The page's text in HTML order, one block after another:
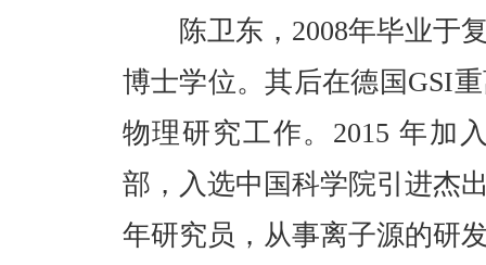
陈卫东，2008年毕业于复
博士学位。其后在德国GSI
物理研究工作。2015 年加
部，入选中国科学院引进杰
年研究员，从事离子源的研